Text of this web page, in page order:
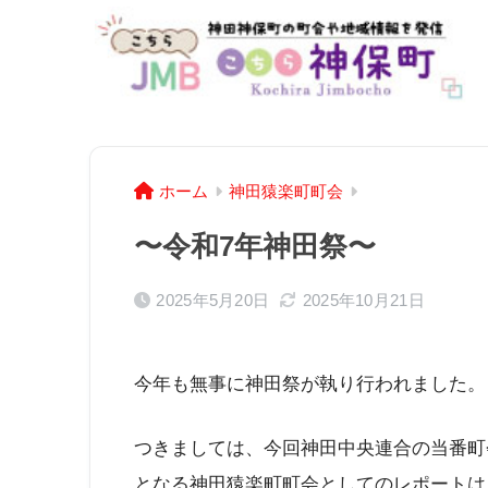
ホーム 神田猿楽町町会
〜令和7年神田祭〜
2025年5月20日 2025年10月21日
今年も無事に神田祭が執り行われました。
つきましては、今回神田中央連合の当番
となる神田猿楽町町会としてのレポートは